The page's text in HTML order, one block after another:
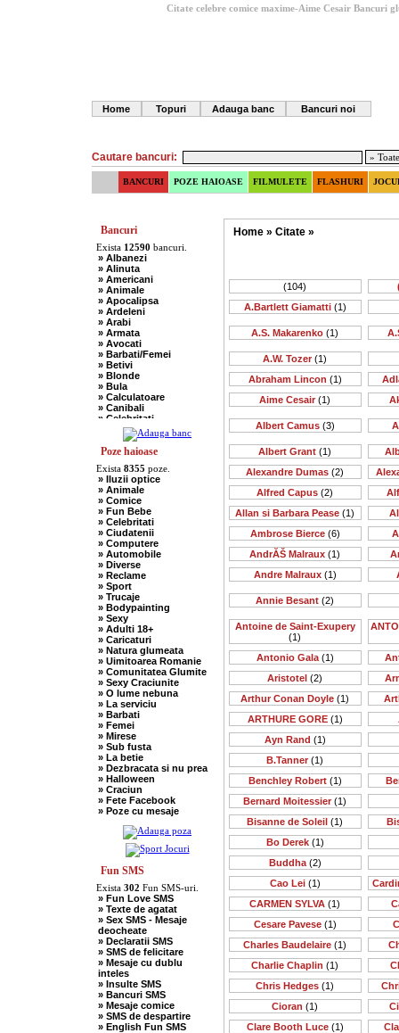
Citate celebre comice maxime-Aime Cesair Bancuri
Home Topuri Adauga banc Bancuri noi
Cautare bancuri:
BANCURI POZE HAIOASE FILMULETE FLASHURI
Bancuri
Exista 12590 bancuri.
» Albanezi
» Alinuta
» Americani
» Animale
» Apocalipsa
» Ardeleni
» Arabi
» Armata
» Avocati
» Barbati/Femei
» Betivi
» Blonde
» Bula
» Calculatoare
» Canibali
» Celebritati
» Chelneri
» Chuck Norris
» Ciobani
» Copii
» Craciun
» Cugetari
» Culmi
» Deocheate
» Diverse
» Doctori
» Elevi-Studenti
» Englezi
» Evrei
» Francezi
» Ingineri
» Ion si Maria
» Istorice
» Misogine
» Moldoveni
» Mosnegi
» Nebuni
» Negri
» Olteni
» Pescari
» Perle
» Politice
» Politisti
» Popi
» Radio Erevan
» Religioase
» Romani
» Sadice
» Secretare
» Sefi
» Scotieni
» Seci
» Soacre
» Sport
» Soferi
» Tarani
» Tigani
» Umor Negru
» Vanatori
Poze haioase
Exista 8355 poze.
» Iluzii optice
» Animale
» Comice
» Fun Bebe
» Celebritati
» Ciudatenii
» Computere
» Automobile
» Diverse
» Reclame
» Sport
» Trucaje
» Bodypainting
» Sexy
» Adulti 18+
» Caricaturi
» Natura glumeata
» Uimitoarea Romanie
» Comunitatea Glumite
» Sexy Craciunite
» O lume nebuna
» La serviciu
» Barbati
» Femei
» Mirese
» Sub fusta
» La betie
» Dezbracata si nu prea
» Halloween
» Craciun
» Fete Facebook
» Poze cu mesaje
Fun SMS
Exista 302 Fun SMS-uri.
» Fun Love SMS
» Texte de agatat
» Sex SMS - Mesaje
deocheate
» Declaratii SMS
» SMS de felicitare
» Mesaje cu dublu
inteles
» Insulte SMS
» Bancuri SMS
» Mesaje comice
» SMS de despartire
» English Fun SMS
Home» Citate»
(104)
A.Bartlett Giamatti(1)
A.S. Makarenko (1)
A.W. Tozer (1)
Abraham Lincon (1)
Aime Cesair (1)
Albert Camus(3)
Albert Grant (1)
Alexandre Dumas (2)
Alfred Capus (2)
Allan si Barbara Pease (1)
Ambrose Bierce(6)
AndrĂŠ Malraux (1)
Andre Malraux(1)
Annie Besant (2)
Antoine de Saint-Exupery
(1)
Antonio Gala(1)
Aristotel (2)
Arthur Conan Doyle (1)
ARTHURE GORE(1)
Ayn Rand (1)
B.Tanner (1)
Benchley Robert(1)
Bernard Moitessier (1)
Bisanne de Soleil (1)
Bo Derek(1)
Buddha(2)
Cao Lei(1)
CARMEN SYLVA (1)
Cesare Pavese(1)
Charles Baudelaire (1)
Charlie Chaplin (1)
Chris Hedges (1)
Cioran (1)
Clare Booth Luce(1)